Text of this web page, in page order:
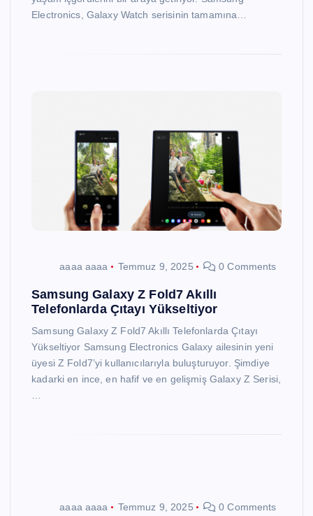
Electronics, Galaxy Watch serisinin tamamına…
aaaa aaaa Temmuz 9, 2025 0 Comments
Samsung Galaxy Z Fold7 Akıllı
Telefonlarda Çıtayı Yükseltiyor
Samsung Galaxy Z Fold7 Akıllı Telefonlarda Çıtayı
Yükseltiyor Samsung Electronics Galaxy ailesinin yeni
üyesi Z Fold7’yi kullanıcılarıyla buluşturuyor. Şimdiye
kadarki en ince, en hafif ve en gelişmiş Galaxy Z Serisi,
aaaa aaaa Temmuz 9, 2025 0 Comments